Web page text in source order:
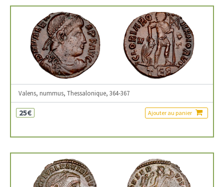
Valens, nummus, Thessalonique, 364-367
25€ Ajouter au panier